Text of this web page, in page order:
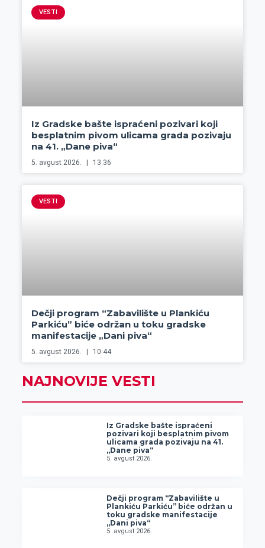
VESTI
Iz Gradske bašte ispraćeni pozivari koji
besplatnim pivom ulicama grada pozivaju
na 41. „Dane piva“
5. avgust 2026. 13:36
VESTI
Dečji program “Zabavilište u Plankiću
Parkiću” biće održan u toku gradske
manifestacije „Dani piva“
5. avgust 2026. 10:44
NAJNOVIJE VESTI
Iz Gradske bašte ispraćeni
pozivari koji besplatnim pivom
ulicama grada pozivaju na 41.
„Dane piva“
5. avgust 2026.
Dečji program “Zabavilište u
Plankiću Parkiću” biće održan u
toku gradske manifestacije
„Dani piva“
5. avgust 2026.